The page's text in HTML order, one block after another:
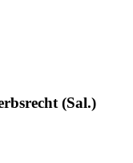
(Sal.)